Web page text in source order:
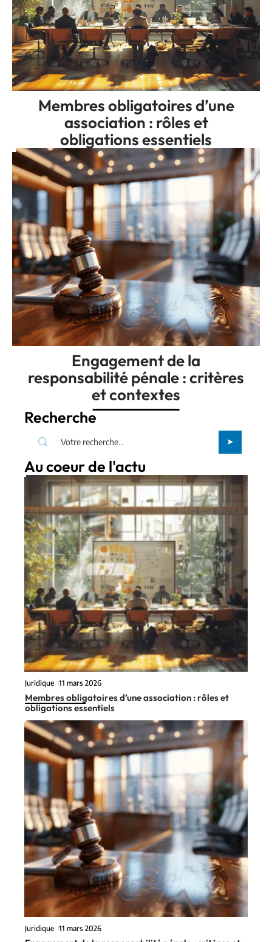
Membres obligatoires d’une
association : rôles et
obligations essentiels
Engagement de la
responsabilité pénale : critères
et contextes
Recherche
Au coeur de l'actu
Juridique 11 mars 2026
Membres obligatoires d’une association : rôles et
obligations essentiels
Juridique 11 mars 2026